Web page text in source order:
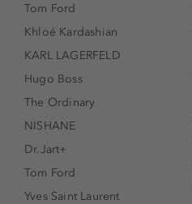
Tom Ford
Khloé Kardashian
KARL LAGERFELD
Hugo Boss
The Ordinary
NISHANE
Dr.Jart+
Tom Ford
Yves Saint Laurent